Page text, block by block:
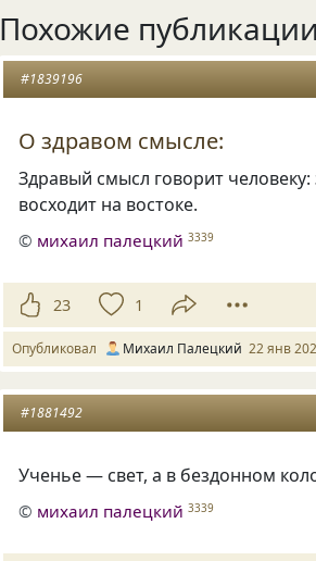
Похожие публикации
#1839196
О здравом смысле:
Здравый смысл говорит
восходит на востоке.
© михаил палецкий 3339
23 1
Опубликовал Михаил Палецкий 22 янв
#1881492
Ученье — свет, а в бездонном
© михаил палецкий 3339